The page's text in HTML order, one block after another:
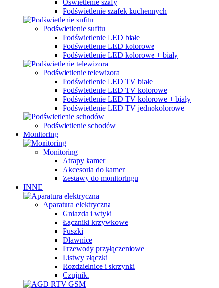
Oświetlenie szafy
Podświetlenie szafek kuchennych
Podświetlenie sufitu
Podświetlenie LED białe
Podświetlenie LED kolorowe
Podświetlenie LED kolorowe + biały
Podświetlenie telewizora
Podświetlenie LED TV białe
Podświetlenie LED TV kolorowe
Podświetlenie LED TV kolorowe + biały
Podświetlenie LED TV jednokolorowe
Podświetlenie schodów
Monitoring
Monitoring
Atrapy kamer
Akcesoria do kamer
Zestawy do monitoringu
INNE
Aparatura elektryczna
Gniazda i wtyki
Łączniki krzywkowe
Puszki
Dławnice
Przewody przyłączeniowe
Listwy złączki
Rozdzielnice i skrzynki
Czujniki